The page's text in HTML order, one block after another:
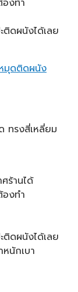
ดผนังได้เลย
มุดติดผนัง
ทรงสี่เหลี่ยม
ร้านได้
งทำ
ดผนังได้เลย
นักเบา